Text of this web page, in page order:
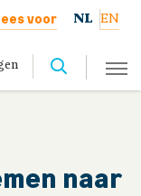
voor NL EN
naar